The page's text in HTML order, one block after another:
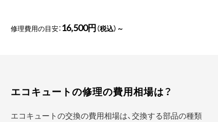
修理費用の目安： 16,500円（税込）～
エコキュートの修理の費用相場は？
エコキュートの交換の費用相場は、交換する部品の種類